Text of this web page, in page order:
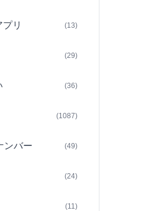
リ (13)
(29)
(36)
(1087)
ンバー (49)
(24)
(11)